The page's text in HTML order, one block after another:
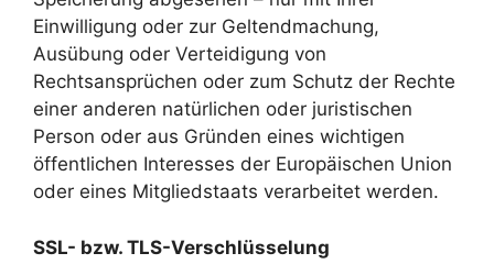
Einwilligung oder zur Geltendmachung,
Ausübung oder Verteidigung von
Rechtsansprüchen oder zum Schutz der Rechte
einer anderen natürlichen oder juristischen
Person oder aus Gründen eines wichtigen
öffentlichen Interesses der Europäischen Union
oder eines Mitgliedstaats verarbeitet werden.
SSL- bzw. TLS-Verschlüsselung